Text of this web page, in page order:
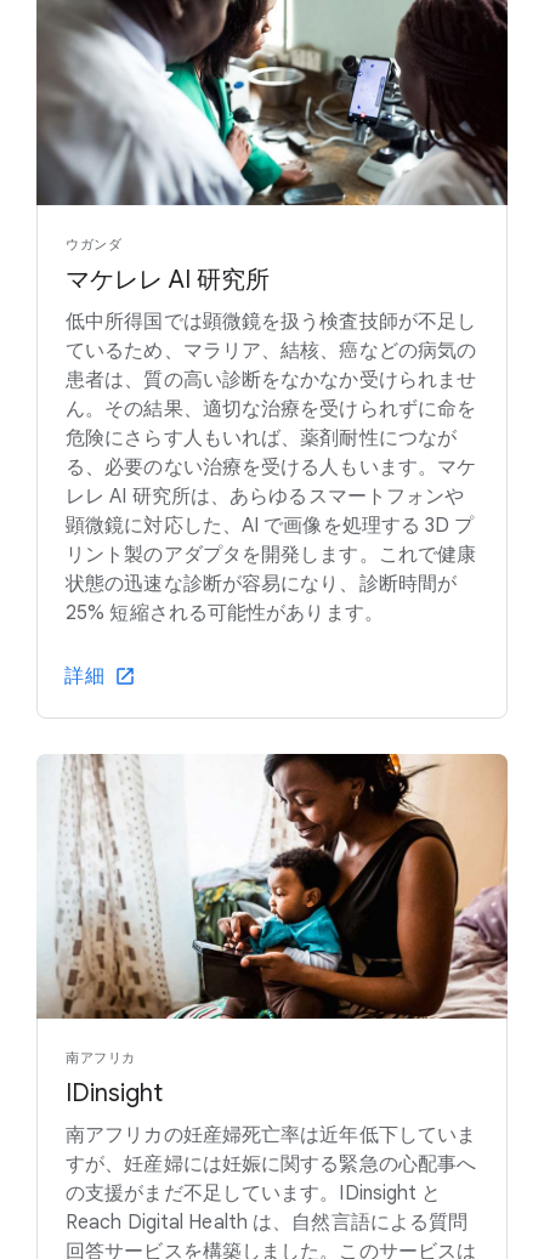
ウガンダ
マケレレ AI 研究所
低中所得国では顕微鏡を扱う検査技師が不足し
ているため、マラリア、結核、癌などの病気の
患者は、質の高い診断をなかなか受けられませ
ん。その結果、適切な治療を受けられずに命を
危険にさらす人もいれば、薬剤耐性につなが
る、必要のない治療を受ける人もいます。マケ
レレ AI 研究所は、あらゆるスマートフォンや
顕微鏡に対応した、AI で画像を処理する 3D プ
リント製のアダプタを開発します。これで健康
状態の迅速な診断が容易になり、診断時間が
25% 短縮される可能性があります。
詳細
南アフリカ
IDinsight
南アフリカの妊産婦死亡率は近年低下していま
すが、妊産婦には妊娠に関する緊急の心配事へ
の支援がまだ不足しています。IDinsight と
Reach Digital Health は、自然言語による質問
回答サービスを構築しました。このサービスは